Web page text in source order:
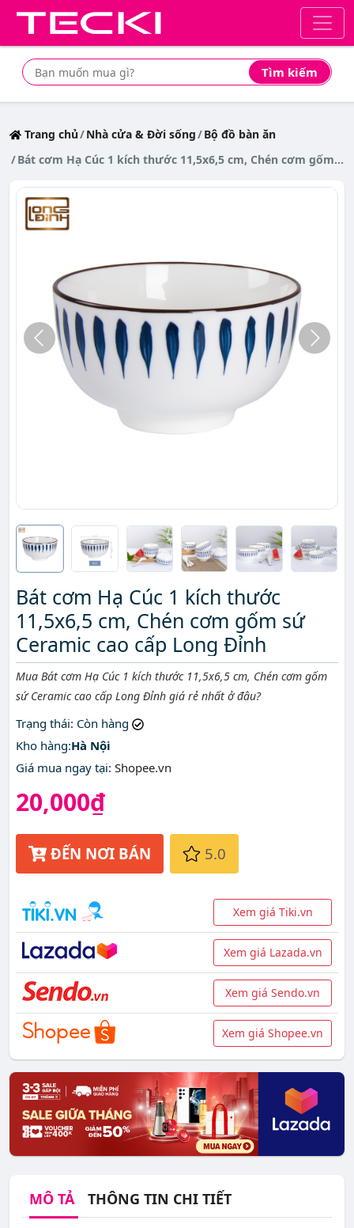
Tìm kiếm
Tìm mua sản phẩm giá rẻ nhất
Trang chủ Nhà cửa & Đời sống
Bộ đồ bàn ăn
Bát cơm Hạ Cúc 1 kích thước 11,5x6,5 cm, Chén cơm gốm sứ Ceramic cao cấp Long Đỉnh
Bát cơm Hạ Cúc 1 kích thước
11,5x6,5 cm, Chén cơm gốm sứ
Ceramic cao cấp Long Đỉnh
Mô tả ngắn
Mua Bát cơm Hạ Cúc 1 kích thước 11,5x6,5 cm, Chén cơm gốm
sứ Ceramic cao cấp Long Đỉnh giá rẻ nhất ở đâu?
Trạng thái: Còn hàng
Kho hàng:Hà Nội
Giá mua ngay tại: Shopee.vn
20,000₫
ĐẾN NƠI BÁN 5.0
Xem giá Tiki.vn
Xem giá Lazada.vn
Xem giá Sendo.vn
Xem giá Shopee.vn
MÔ TẢ THÔNG TIN CHI TIẾT